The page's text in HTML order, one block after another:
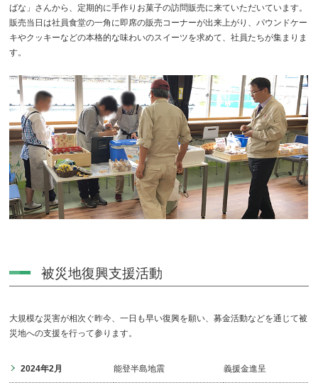
ばな」さんから、定期的に手作りお菓子の訪問販売に来ていただいています。
販売当日は社員食堂の一角に即席の販売コーナーが出来上がり、パウンドケー
キやクッキーなどの本格的な味わいのスイーツを求めて、社員たちが集まりま
す。
被災地復興支援活動
大規模な災害が相次ぐ昨今、一日も早い復興を願い、募金活動などを通じて被
災地への支援を行って参ります。
2024年2月 能登半島地震 義援金進呈